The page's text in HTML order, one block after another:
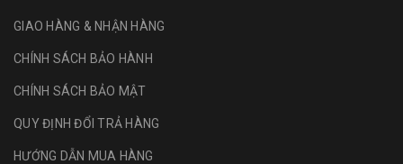
GIAO HÀNG & NHẬN HÀNG
CHÍNH SÁCH BẢO HÀNH
CHÍNH SÁCH BẢO MẬT
QUY ĐỊNH ĐỔI TRẢ HÀNG
HƯỚNG DẪN MUA HÀNG